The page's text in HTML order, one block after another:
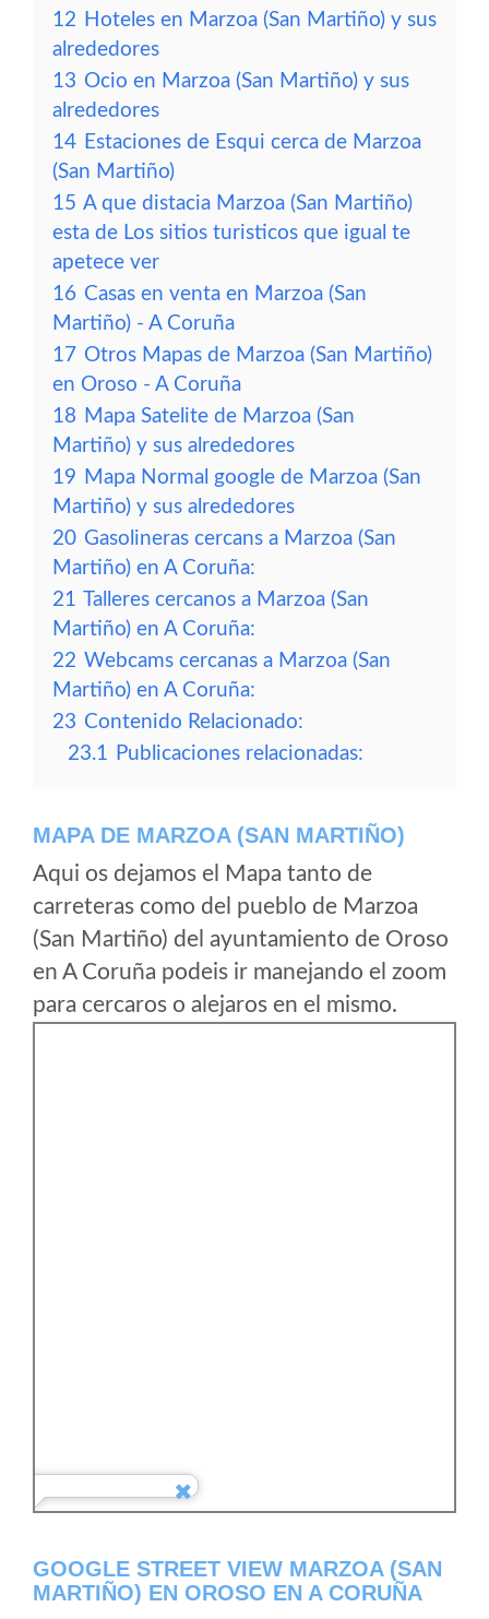
12 Hoteles en Marzoa (San Martiño) y sus
alrededores
13 Ocio en Marzoa (San Martiño) y sus
alrededores
14 Estaciones de Esqui cerca de Marzoa
(San Martiño)
15 A que distacia Marzoa (San Martiño)
esta de Los sitios turisticos que igual te
apetece ver
16 Casas en venta en Marzoa (San
Martiño) - A Coruña
17 Otros Mapas de Marzoa (San Martiño)
en Oroso - A Coruña
18 Mapa Satelite de Marzoa (San
Martiño) y sus alrededores
19 Mapa Normal google de Marzoa (San
Martiño) y sus alrededores
20 Gasolineras cercans a Marzoa (San
Martiño) en A Coruña:
21 Talleres cercanos a Marzoa (San
Martiño) en A Coruña:
22 Webcams cercanas a Marzoa (San
Martiño) en A Coruña:
23 Contenido Relacionado:
23.1 Publicaciones relacionadas:
MAPA DE MARZOA (SAN MARTIÑO)
Aqui os dejamos el Mapa tanto de
carreteras como del pueblo de Marzoa
(San Martiño) del ayuntamiento de Oroso
en A Coruña podeis ir manejando el zoom
para cercaros o alejaros en el mismo.
GOOGLE STREET VIEW MARZOA (SAN
MARTIÑO) EN OROSO EN A CORUÑA